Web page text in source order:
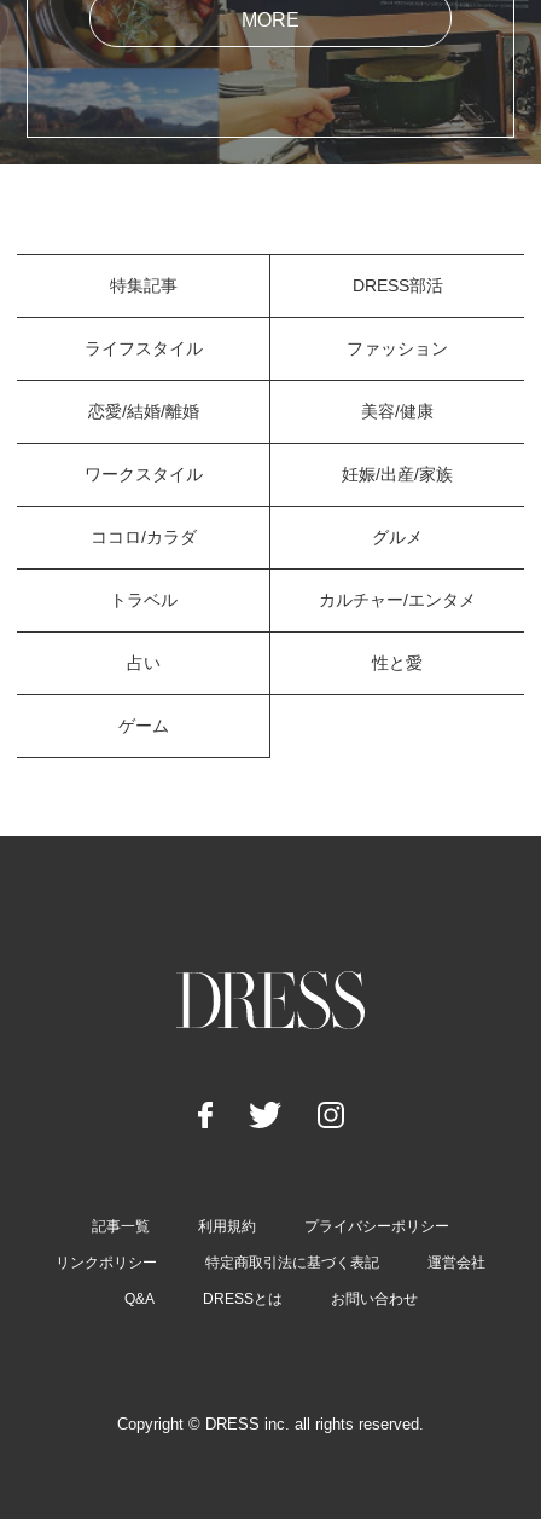
MORE
特集記事 DRESS部活
ライフスタイル ファッション
恋愛/結婚/離婚 美容/健康
ワークスタイル 妊娠/出産/家族
ココロ/カラダ グルメ
トラベル カルチャー/エンタメ
占い 性と愛
ゲーム
記事一覧 利用規約 プライバシーポリシー
リンクポリシー 特定商取引法に基づく表記 運営会社
Q&A DRESSとは お問い合わせ
Copyright © DRESS inc. all rights reserved.